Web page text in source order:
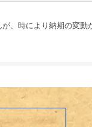
、時により納期の変動